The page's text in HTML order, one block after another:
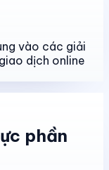
vào các giải
dịch online
phần